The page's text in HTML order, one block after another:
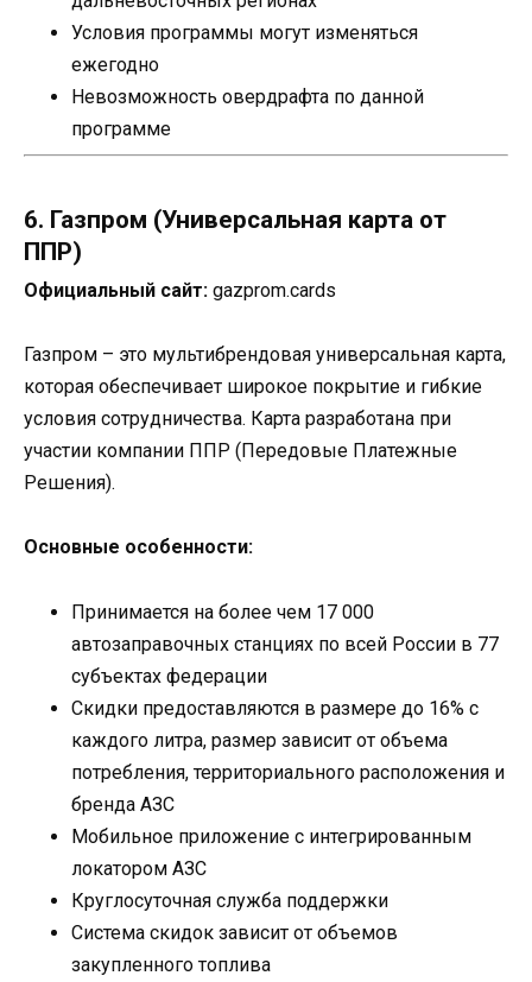
Условия программы могут изменяться
ежегодно
Невозможность овердрафта по данной
программе
6. Газпром (Универсальная карта от
ППР)
Официальный сайт: gazprom.cards
Газпром – это мультибрендовая универсальная карта,
которая обеспечивает широкое покрытие и гибкие
условия сотрудничества. Карта разработана при
участии компании ППР (Передовые Платежные
Решения).
Основные особенности:
Принимается на более чем 17 000
автозаправочных станциях по всей России в 77
субъектах федерации
Скидки предоставляются в размере до 16% с
каждого литра, размер зависит от объема
потребления, территориального расположения и
бренда АЗС
Мобильное приложение с интегрированным
локатором АЗС
Круглосуточная служба поддержки
Система скидок зависит от объемов
закупленного топлива